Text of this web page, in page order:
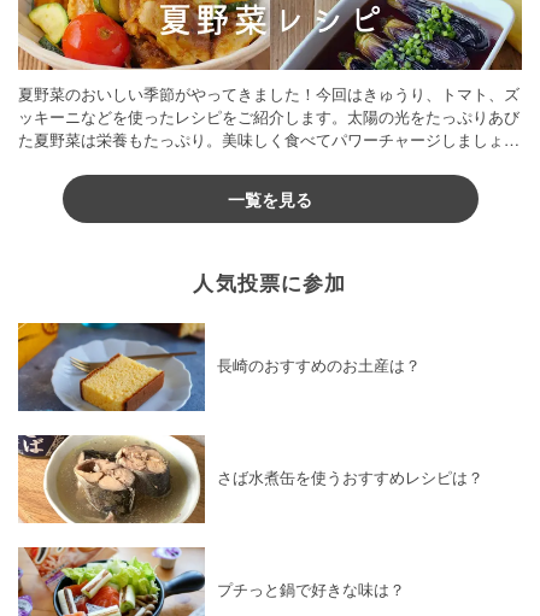
夏野菜のおいしい季節がやってきました！今回はきゅうり、トマト、ズ
ッキーニなどを使ったレシピをご紹介します。太陽の光をたっぷりあび
た夏野菜は栄養もたっぷり。美味しく食べてパワーチャージしましょう
一覧を見る
人気投票に参加
長崎のおすすめのお土産は？
さば水煮缶を使うおすすめレシピは？
プチっと鍋で好きな味は？